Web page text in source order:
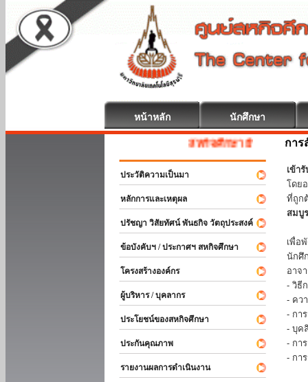
หน้าหลัก นักศึกษา
สหกิจศึกษา ยินดีต้อนรับ
ประวัติความเป็นมา
หลักการและเหตุผล
ปรัชญา วิสัยทัศน์ พันธกิจ วัตถุประสงค์
ข้อบังคับฯ / ประกาศฯ สหกิจศึกษา
โครงสร้างองค์กร
ผู้บริหาร / บุคลากร
ประโยชน์ของสหกิจศึกษา
ประกันคุณภาพ
รายงานผลการดำเนินงาน
การ
เข้า
โดย
ที่ถูก
สมบู
เพื่อ
นักศึ
อาจ
- วิธี
- คว
- กา
- บุค
- กา
- กา